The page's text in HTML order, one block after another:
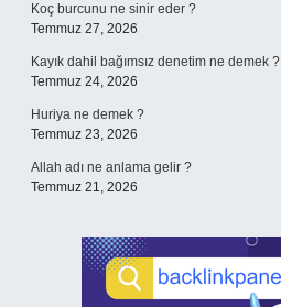
Koç burcunu ne sinir eder ?
Temmuz 27, 2026
Kayık dahil bağımsız denetim ne demek ?
Temmuz 24, 2026
Huriya ne demek ?
Temmuz 23, 2026
Allah adı ne anlama gelir ?
Temmuz 21, 2026